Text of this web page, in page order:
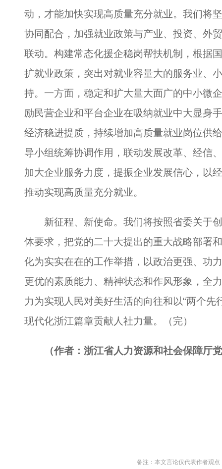
动，才能加快实现高质量充分就业。我们将
协同配合，加强就业政策与产业、投资、外
联动。构建常态化援企稳岗帮扶机制，根据
扩就业政策，突出对就业容量大的服务业、
持。一方面，稳定和扩大量大面广的中小微
励民营企业和平台企业在吸纳就业中大显身
经济稳进提质，持续增加高质量就业岗位供
导小组统筹协调作用，联动发展改革、经信
加大企业服务力度，提振企业发展信心，以
推动实现高质量充分就业。
新征程、新使命。我们将按照省委关于创
体要求，把党的二十大提出的重大战略部署
化为实实在在的工作举措，以政治更强、功
更优的素质能力、精神状态和作风形象，全
力为实现人民对美好生活的向往和以“两个先
现代化浙江篇章贡献人社力量。（完）
（作者：浙江省人力资源和社会保障厅
备注：本文言论仅代表作者观